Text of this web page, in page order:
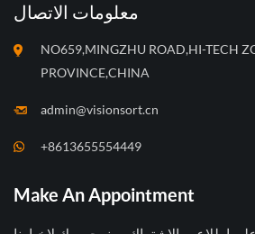
معلومات الاتصال
NO659,MINGZHU ROAD,HI-TECH
PROVINCE,CHINA
admin@visionsort.cn
+8613655554449
Make An Appointment